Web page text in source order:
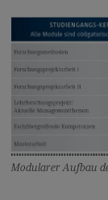
Kontakt
Informatik
Informatik
Profil-O-
(External
Modularer Aufbau